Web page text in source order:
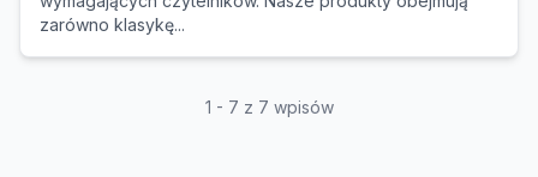
zarówno klasykę...
1 - 7 z 7 wpisów